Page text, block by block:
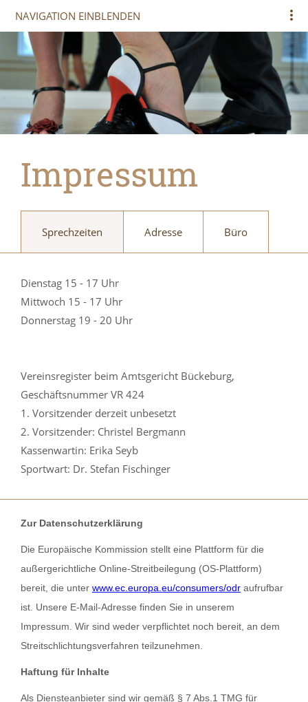
NAVIGATION EINBLENDEN
Impressum
Sprechzeiten Adresse Büro
Dienstag 15 - 17 Uhr
Mittwoch 15 - 17 Uhr
Donnerstag 19 - 20 Uhr
Vereinsregister beim Amtsgericht Bückeburg,
Geschäftsnummer VR 424
1. Vorsitzender derzeit unbesetzt
2. Vorsitzender: Christel Bergmann
Kassenwartin: Erika Seyb
Sportwart: Dr. Stefan Fischinger
Zur Datenschutzerklärung
Die Europäische Kommission stellt eine Plattform für die
außergerichtliche Online-Streitbeilegung (OS-Plattform)
bereit, die unter www.ec.europa.eu/consumers/odr aufrufbar
ist. Unsere E-Mail-Adresse finden Sie in unserem
Impressum. Wir sind weder verpflichtet noch bereit, an dem
Streitschlichtungsverfahren teilzunehmen.
Haftung für Inhalte
Als Diensteanbieter sind wir gemäß § 7 Abs.1 TMG für